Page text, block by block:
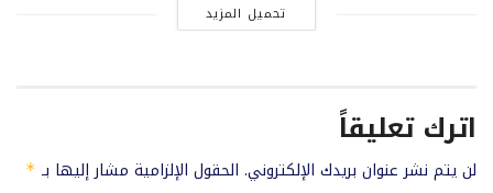
تحميل المزيد
اترك تعليقاً
لن يتم نشر عنوان بريدك الإلكتروني. الحقول الإلزامية مشار إليها بـ *